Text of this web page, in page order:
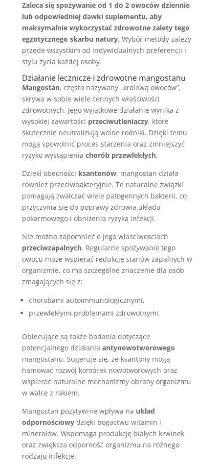
Zaleca się spożywanie od 1 do 2 owoców dziennie
lub odpowiedniej dawki suplementu, aby
maksymalnie wykorzystać zdrowotne zalety tego
egzotycznego skarbu natury. Wybór metody zależy
przede wszystkim od indywidualnych preferencji i
stylu życia każdej osoby.
Działanie lecznicze i zdrowotne mangostanu
Mangostan, często nazywany „królową owoców”,
skrywa w sobie wiele cennych właściwości
zdrowotnych. Jego wyjątkowe działanie wynika z
wysokiej zawartości przeciwutleniaczy, które
skutecznie neutralizują wolne rodniki. Dzięki temu
mogą spowolnić proces starzenia oraz zmniejszyć
ryzyko wystąpienia chorób przewlekłych.
Dzięki obecności ksantonów, mangostan działa
również przeciwbakteryjnie. Te naturalne związki
pomagają zwalczać wiele patogennych bakterii, co
przyczynia się do poprawy zdrowia układu
pokarmowego i obniżenia ryzyka infekcji.
Nie można zapomnieć o jego właściwościach
przeciwzapalnych. Regularne spożywanie tego
owocu może wspierać redukcję stanów zapalnych w
organizmie, co ma szczególne znaczenie dla osób
zmagających się z:
chorobami autoimmunologicznymi,
przewlekłymi problemami zdrowotnymi.
Obiecujące są także badania dotyczące
potencjalnego działania antynowotworowego
mangostanu. Sugeruje się, że ksantony mogą
hamować rozwój komórek nowotworowych oraz
wspierać naturalne mechanizmy obrony organizmu
w walce z rakiem.
Mangostan pozytywnie wpływa na układ
odpornościowydzięki bogactwu witamin i
minerałów. Wspomaga produkcję białych krwinek
oraz zwiększa odporność organizmu na różnego
rodzaju infekcje.